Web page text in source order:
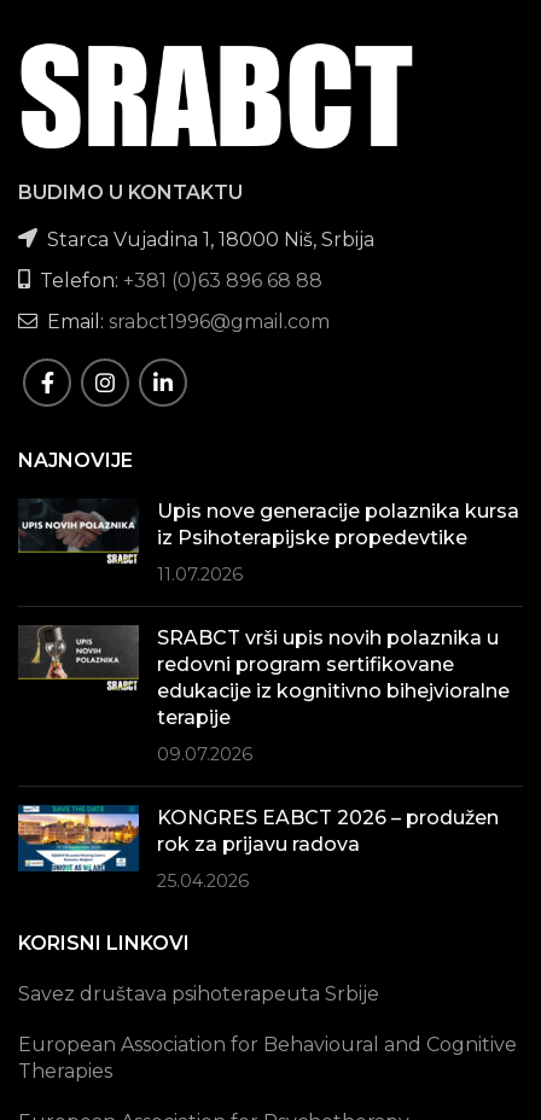
BUDIMO U KONTAKTU
Starca Vujadina 1, 18000 Niš, Srbija
Telefon: +381 (0)63 896 68 88
Email: srabct1996@gmail.com
NAJNOVIJE
Upis nove generacije polaznika kursa
iz Psihoterapijske propedevtike
11.07.2026
SRABCT vrši upis novih polaznika u
redovni program sertifikovane
edukacije iz kognitivno bihejvioralne
terapije
09.07.2026
KONGRES EABCT 2026 – produžen
rok za prijavu radova
25.04.2026
KORISNI LINKOVI
Savez društava psihoterapeuta Srbije
European Association for Behavioural and Cognitive
Therapies